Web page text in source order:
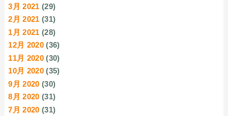
3月 2021 (29)
2月 2021 (31)
1月 2021 (28)
12月 2020 (36)
11月 2020 (30)
10月 2020 (35)
9月 2020 (30)
8月 2020 (31)
7月 2020 (31)